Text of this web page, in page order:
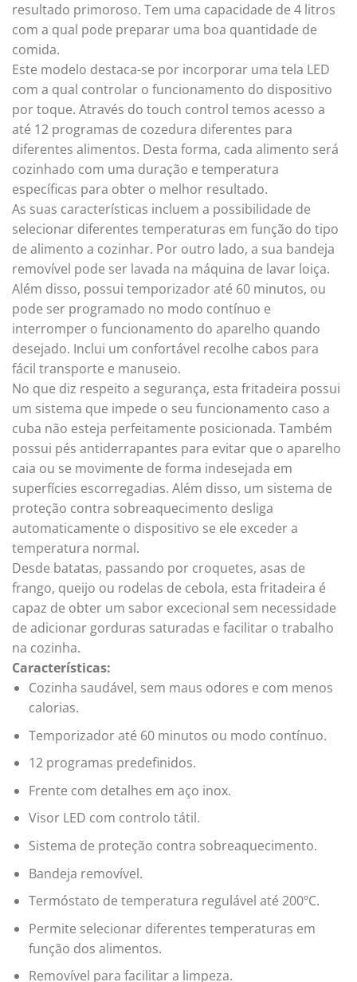
resultado primoroso. Tem uma capacidade de 4 litros
com a qual pode preparar uma boa quantidade de
comida.
Este modelo destaca-se por incorporar uma tela LED
com a qual controlar o funcionamento do dispositivo
por toque. Através do touch control temos acesso a
até 12 programas de cozedura diferentes para
diferentes alimentos. Desta forma, cada alimento será
cozinhado com uma duração e temperatura
específicas para obter o melhor resultado.
As suas características incluem a possibilidade de
selecionar diferentes temperaturas em função do tipo
de alimento a cozinhar. Por outro lado, a sua bandeja
removível pode ser lavada na máquina de lavar loiça.
Além disso, possui temporizador até 60 minutos, ou
pode ser programado no modo contínuo e
interromper o funcionamento do aparelho quando
desejado. Inclui um confortável recolhe cabos para
fácil transporte e manuseio.
No que diz respeito a segurança, esta fritadeira possui
um sistema que impede o seu funcionamento caso a
cuba não esteja perfeitamente posicionada. Também
possui pés antiderrapantes para evitar que o aparelho
caia ou se movimente de forma indesejada em
superfícies escorregadias. Além disso, um sistema de
proteção contra sobreaquecimento desliga
automaticamente o dispositivo se ele exceder a
temperatura normal.
Desde batatas, passando por croquetes, asas de
frango, queijo ou rodelas de cebola, esta fritadeira é
capaz de obter um sabor excecional sem necessidade
de adicionar gorduras saturadas e facilitar o trabalho
na cozinha.
Características:
Cozinha saudável, sem maus odores e com menos
calorias.
Temporizador até 60 minutos ou modo contínuo.
12 programas predefinidos.
Frente com detalhes em aço inox.
Visor LED com controlo tátil.
Sistema de proteção contra sobreaquecimento.
Bandeja removível.
Termóstato de temperatura regulável até 200ºC.
Permite selecionar diferentes temperaturas em
função dos alimentos.
Removível para facilitar a limpeza.